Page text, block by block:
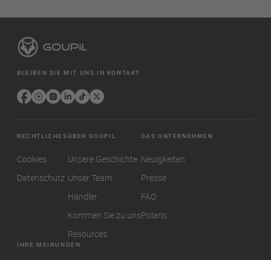
BLEIBEN SIE MIT UNS IN KONTAKT
RECHTLICHES
Cookies
Datenschutz
ÜBER GOUPIL
Unsere Geschichte
Unser Team
Händler
Kommen Sie zu uns
Resources
DAS UNTERNEHMEN
Neuigkeiten
Presse
FAQ
Polaris
IHRE MEINUNGEN